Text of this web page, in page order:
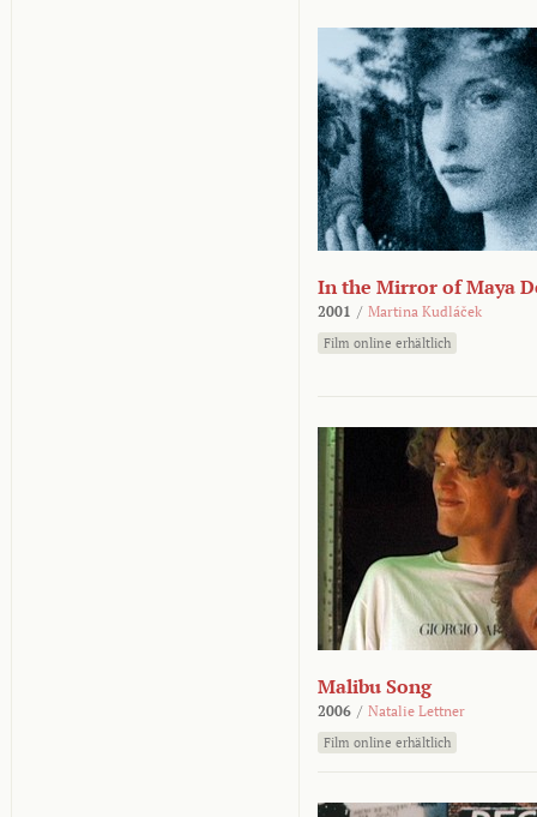
In the Mirror of Maya
2001 / Martina Kudláček
Film online erhältlich
Malibu Song
2006 / Natalie Lettner
Film online erhältlich